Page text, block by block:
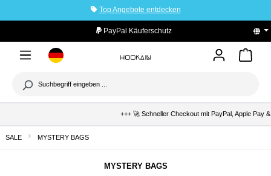
Top Angebote entdecken
PayPal Käuferschutz
+++ 🚀 Schneller Checkout mit PayPal, Apple Pay &
SALE MYSTERY BAGS
MYSTERY BAGS